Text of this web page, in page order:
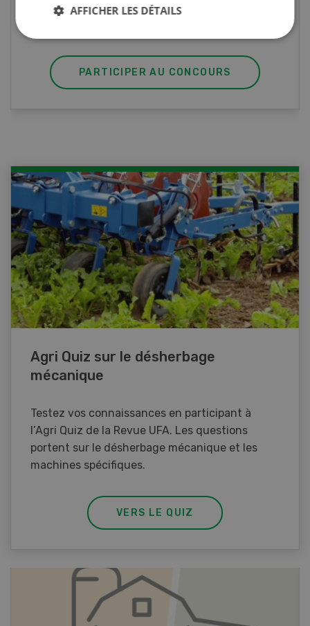
Gagnez l’un des cinq couteaux de poche LANDI
PARTICIPER AU CONCOURS
Agri Quiz sur le désherbage
mécanique
Testez vos connaissances en participant à
l’Agri Quiz de la Revue UFA. Les questions
portent sur le désherbage mécanique et les
machines spécifiques.
VERS LE QUIZ
AFFICHER LES DÉTAILS